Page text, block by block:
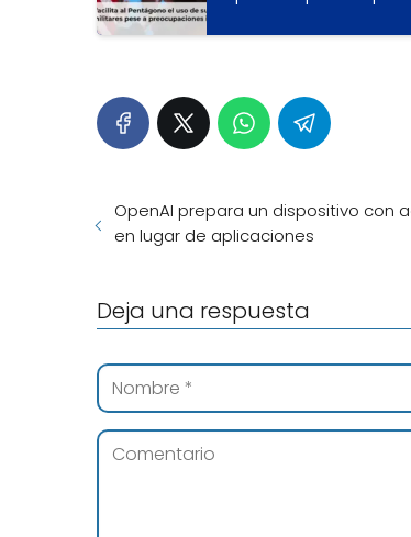
OpenAI prepara un dispositivo con
en lugar de aplicaciones
Deja una respuesta